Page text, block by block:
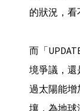
的狀況，看
而「
境爭議，還
過太陽能增
壤，為地球